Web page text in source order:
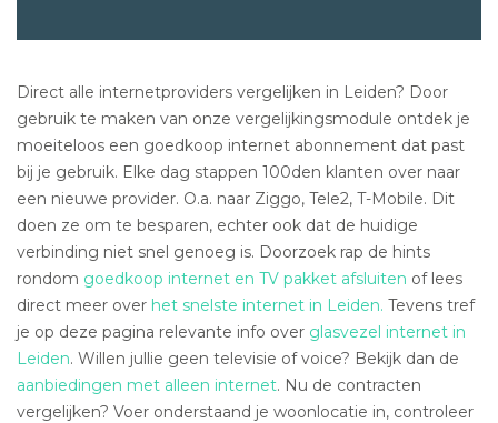
Direct alle internetproviders vergelijken in Leiden? Door
gebruik te maken van onze vergelijkingsmodule ontdek je
moeiteloos een goedkoop internet abonnement dat past
bij je gebruik. Elke dag stappen 100den klanten over naar
een nieuwe provider. O.a. naar Ziggo, Tele2, T-Mobile. Dit
doen ze om te besparen, echter ook dat de huidige
verbinding niet snel genoeg is. Doorzoek rap de hints
rondom goedkoop internet en TV pakket afsluiten of lees
direct meer over het snelste internet in Leiden. Tevens tref
je op deze pagina relevante info over glasvezel internet in
Leiden. Willen jullie geen televisie of voice? Bekijk dan de
aanbiedingen met alleen internet. Nu de contracten
vergelijken? Voer onderstaand je woonlocatie in, controleer